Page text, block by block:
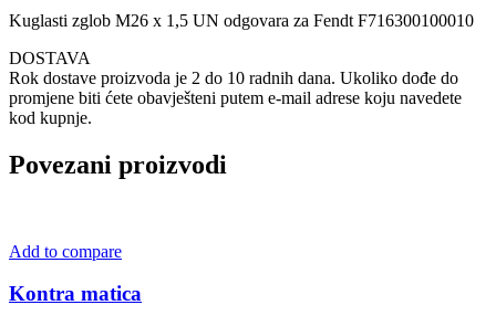
Kuglasti zglob M26 x 1,5 UN odgovara za Fendt F716300100010
DOSTAVA
Rok dostave proizvoda je 2 do 10 radnih dana. Ukoliko dođe do
promjene biti ćete obavješteni putem e-mail adrese koju navedete
kod kupnje.
Povezani proizvodi
Add to compare
Kontra matica